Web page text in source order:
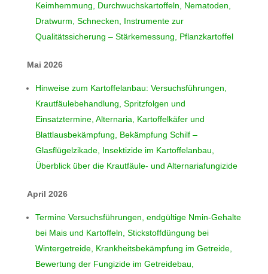
Keimhemmung, Durchwuchskartoffeln, Nematoden,
Dratwurm, Schnecken, Instrumente zur
Qualitätssicherung – Stärkemessung, Pflanzkartoffel
Mai 2026
Hinweise zum Kartoffelanbau: Versuchsführungen,
Krautfäulebehandlung, Spritzfolgen und
Einsatztermine, Alternaria, Kartoffelkäfer und
Blattlausbekämpfung, Bekämpfung Schilf –
Glasflügelzikade, Insektizide im Kartoffelanbau,
Überblick über die Krautfäule- und Alternariafungizide
April 2026
Termine Versuchsführungen, endgültige Nmin-Gehalte
bei Mais und Kartoffeln, Stickstoffdüngung bei
Wintergetreide, Krankheitsbekämpfung im Getreide,
Bewertung der Fungizide im Getreidebau,